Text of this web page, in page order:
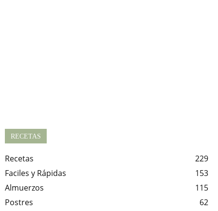
RECETAS
Recetas
229
Faciles y Rápidas
153
Almuerzos
115
Postres
62